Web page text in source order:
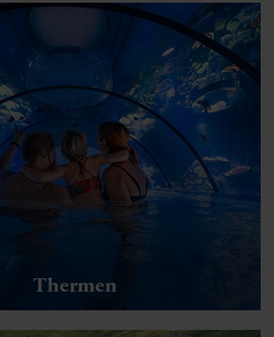
Thermen